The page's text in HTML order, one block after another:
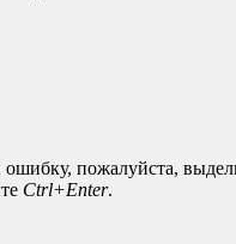
пожалуйста,
Ctrl+Enter.